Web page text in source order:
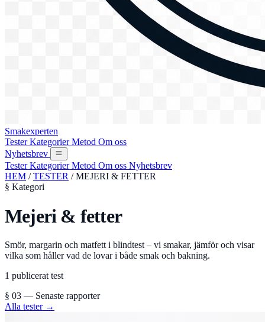
Smakexperten
TesterKategorierMetod Om oss
Nyhetsbrev
TesterKategorierMetod Om oss Nyhetsbrev
HEM / TESTER / MEJERI & FETTER
§ Kategori
Mejeri & fetter
Smör, margarin och matfett i blindtest – vi smakar, jämför och visar
vilka som håller vad de lovar i både smak och bakning.
1 publicerat test
§ 03 — Senaste rapporter
Alla tester →